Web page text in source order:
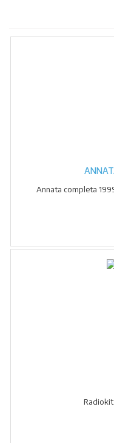
Annata completa
Radiokit